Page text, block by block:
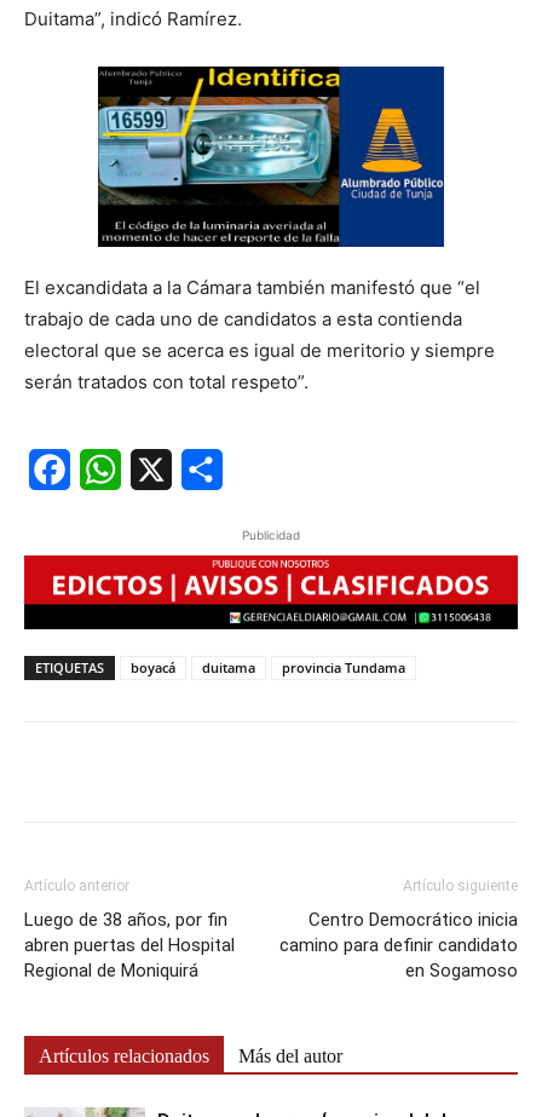
Duitama”, indicó Ramírez.
El excandidata a la Cámara también manifestó que “el
trabajo de cada uno de candidatos a esta contienda
electoral que se acerca es igual de meritorio y siempre
serán tratados con total respeto”.
FacebookWhatsApp
Publicidad
ETIQUETAS boyacá duitama provincia Tundama
Artículo anterior
Luego de 38 años, por fin
abren puertas del Hospital
Regional de Moniquirá
Artículo siguiente
Centro Democrático inicia
camino para definir candidato
en Sogamoso
Artículos relacionados Más del autor